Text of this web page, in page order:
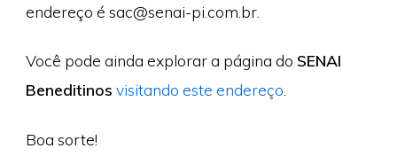
endereço é sac@senai-pi.com.br.
Você pode ainda explorar a página do SENAI
Beneditinos visitando este endereço
Boa sorte!